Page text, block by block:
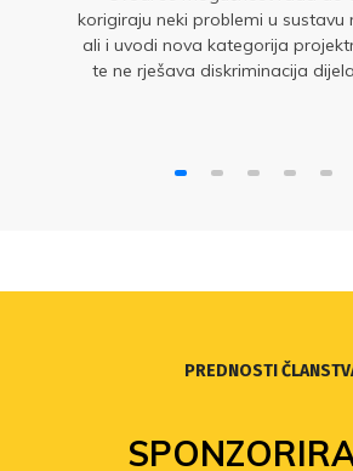
korigiraju neki problemi u sustavu
ali i uvodi nova kategorija
te ne rješava diskriminacija
PREDNOSTI